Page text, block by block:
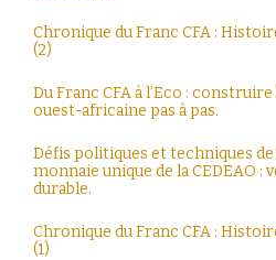
Chronique du Franc CFA :
(2)
Du Franc CFA à l’Eco :
ouest-africaine pas à pas.
Défis politiques et techniques de
monnaie unique de la CEDEAO
durable.
Chronique du Franc CFA :
(1)